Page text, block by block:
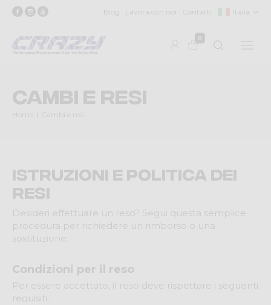
Blog Lavora con noi Contatti Italia
0
Cambi e resi
Home Cambi e resi
Istruzioni e Politica dei
Resi
Desideri effettuare un reso? Segui questa semplice
procedura per richiedere un rimborso o una
sostituzione.
Condizioni per il reso
Per essere accettato, il reso deve rispettare i seguenti
requisiti: